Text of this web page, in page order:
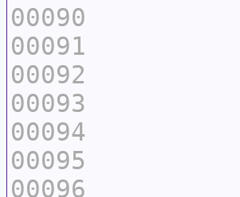
00090
00091
00092
00093
00094
00095
00096